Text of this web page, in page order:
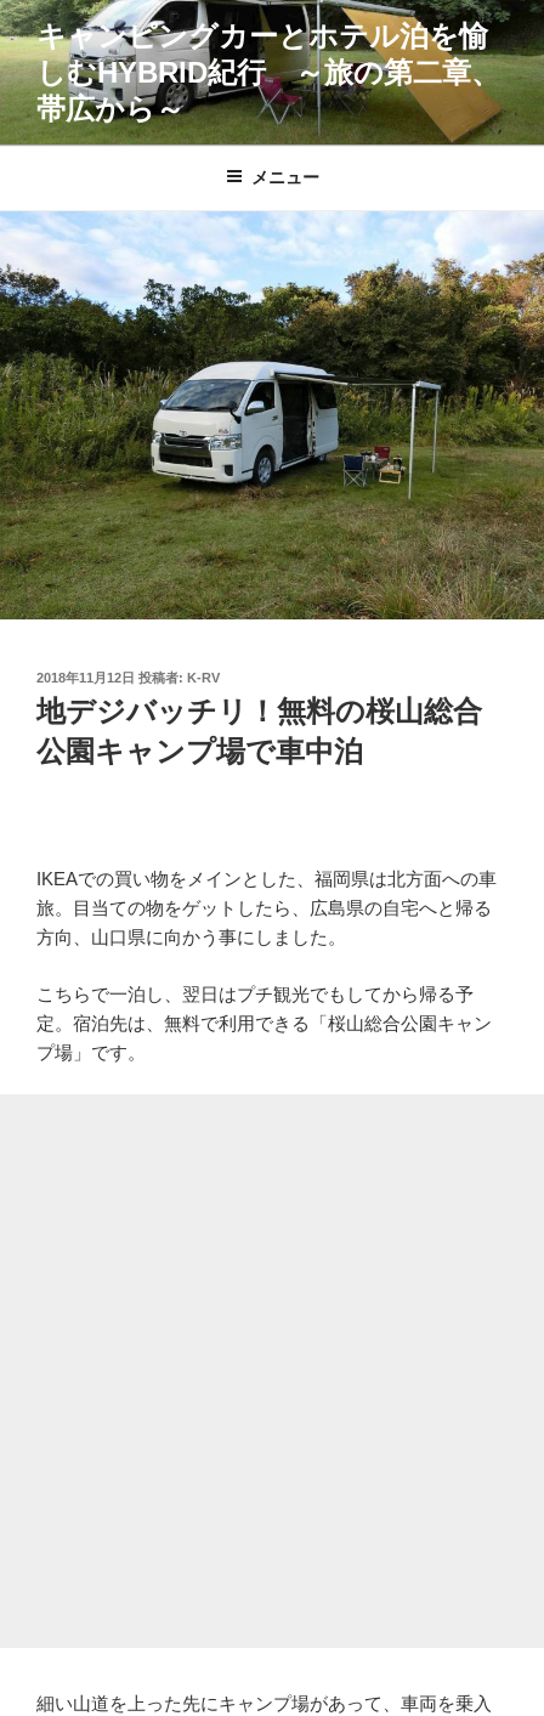
コ
ン
テ
キ
プ
キャンピングカーとホテル泊を愉
しむHYBRID紀行 ～旅の第二章、
帯広から～
メニュー
投
稿
日:
2018年11月12日 投稿者: K-RV
地デジバッチリ！無料の桜山総合
公園キャンプ場で車中泊
IKEAでの買い物をメインとした、福岡県は北方面への車
旅。目当ての物をゲットしたら、広島県の自宅へと帰る
方向、山口県に向かう事にしました。
こちらで一泊し、翌日はプチ観光でもしてから帰る予
定。宿泊先は、無料で利用できる「桜山総合公園キャン
プ場」です。
細い山道を上った先にキャンプ場があって、車両を乗入